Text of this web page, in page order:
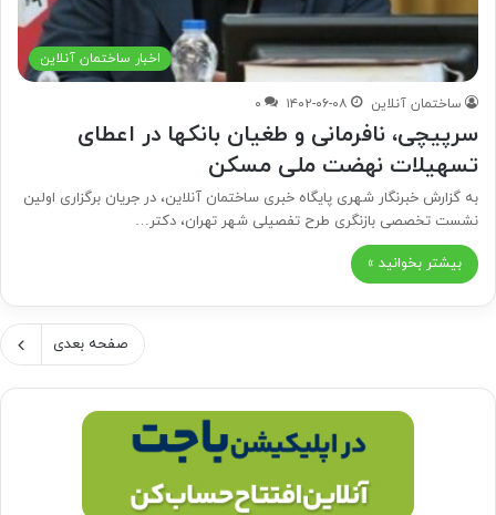
اخبار ساختمان آنلاین
ساختمان آنلاین ۱۴۰۲-۰۶-۰۸ ۰
سرپیچی، نافرمانی و طغیان بانکها در اعطای
تسهیلات نهضت ملی مسکن
به گزارش خبرنگار شهری پایگاه خبری ساختمان آنلاین، در جریان برگزاری اولین
نشست تخصصی بازنگری طرح تفصیلی شهر تهران، دکتر…
بیشتر بخوانید »
صفحه بعدی